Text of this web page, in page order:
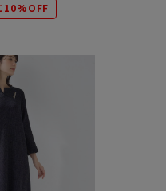
10%OFF